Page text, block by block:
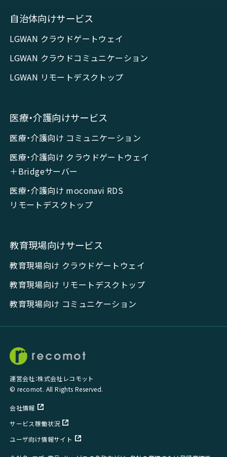
自治体向けサービス
LGWAN クラウドゲートウェイ
LGWAN クラウドコミュニケーション
LGWAN リモートデスクトップ
医療・介護向けサービス
医療・介護向け コミュニケーション
医療・介護向け クラウドゲートウェイ
＋Bridgeサーバー
医療・介護向け moconavi RDS
リモートデスクトップ
教育現場向けサービス
教育現場向け クラウドゲートウェイ
教育現場向け リモートデスクトップ
教育現場向け コミュニケーション
運営会社：株式会社レコモット
© recomot. All Rights Reserved.
会社情報
サービス稼働状況
ユーザ向け情報サイト